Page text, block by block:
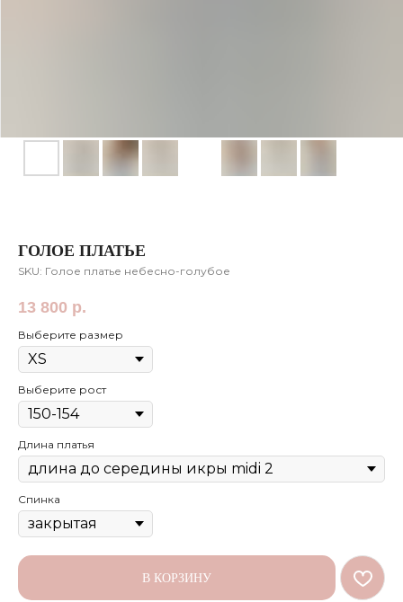
ГОЛОЕ ПЛАТЬЕ
SKU: Голое платье небесно-голубое
13 800 р.
Выберите размер
Выберите рост
Длина платья
Спинка
В КОРЗИНУ